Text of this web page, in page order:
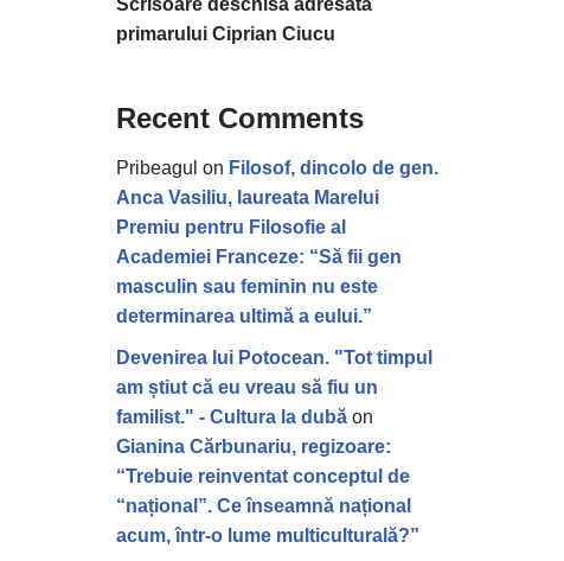
Scrisoare deschisă adresată
primarului Ciprian Ciucu
Recent Comments
Pribeagul on Filosof, dincolo de gen.
Anca Vasiliu, laureata Marelui
Premiu pentru Filosofie al
Academiei Franceze: “Să fii gen
masculin sau feminin nu este
determinarea ultimă a eului.”
Devenirea lui Potocean. "Tot timpul
am știut că eu vreau să fiu un
familist." - Cultura la dubă on
Gianina Cărbunariu, regizoare:
“Trebuie reinventat conceptul de
“național”. Ce înseamnă național
acum, într-o lume multiculturală?”